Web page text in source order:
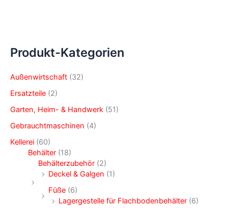
Produkt-Kategorien
Außenwirtschaft (32)
Ersatzteile (2)
Garten, Heim- & Handwerk (51)
Gebrauchtmaschinen (4)
Kellerei (60)
Behälter (18)
Behälterzubehör (2)
Deckel & Galgen (1)
Füße (6)
Lagergestelle für Flachbodenbehälter (6)